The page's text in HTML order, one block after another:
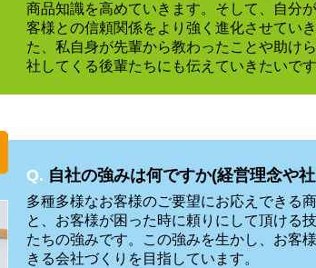
商品知識を高めていきます。そして、自分
客様との信頼関係をより強く進化させてい
た、私自身が先輩から教わったことや助け
社してくる後輩たちにも伝えていきたいで
Q. 自社の強みは何ですか(経営理念や
多種多様なお客様のご要望にお応えできる
と、お客様が困った時に頼りにして頂ける
たちの強みです。この強みを生かし、お客
きる会社づくりを目指しています。